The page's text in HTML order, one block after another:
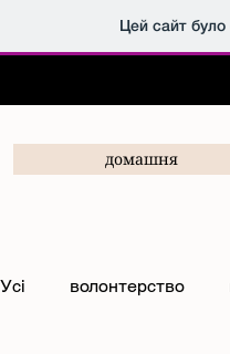
Цей сайт
домашня
Усі волонтерство